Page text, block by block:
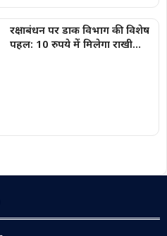
रक्षाबंधन पर डाक विभाग की विशेष
पहल: 10 रुपये में मिलेगा राखी